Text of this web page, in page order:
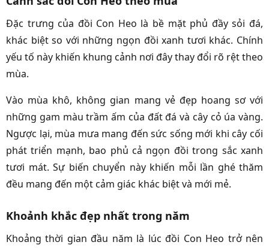
Đặc trưng của đồi Con Heo là bề mặt phủ đầy sỏi đá,
khác biệt so với những ngọn đồi xanh tươi khác. Chính
yếu tố này khiến khung cảnh nơi đây thay đổi rõ rệt theo
mùa.
Vào mùa khô, không gian mang vẻ đẹp hoang sơ với
những gam màu trầm ấm của đất đá và cây cỏ úa vàng.
Ngược lại, mùa mưa mang đến sức sống mới khi cây cối
phát triển mạnh, bao phủ cả ngọn đồi trong sắc xanh
tươi mát. Sự biến chuyển này khiến mỗi lần ghé thăm
đều mang đến một cảm giác khác biệt và mới mẻ.
Khoảnh khắc đẹp nhất trong năm
Khoảng thời gian đầu năm là lúc đồi Con Heo trở nên